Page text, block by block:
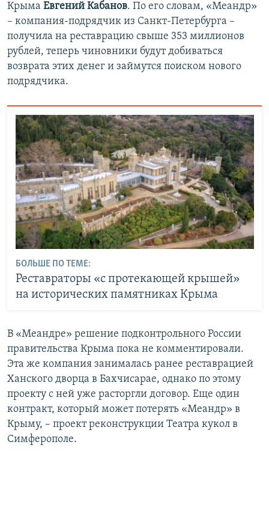
Крыма Евгений Кабанов. По его словам, «Меандр»
– компания-подрядчик из Санкт-Петербурга –
получила на реставрацию свыше 353 миллионов
рублей, теперь чиновники будут добиваться
возврата этих денег и займутся поиском нового
подрядчика.
БОЛЬШЕ ПО ТЕМЕ:
Реставраторы «с протекающей крышей»
на исторических памятниках Крыма
В «Меандре» решение подконтрольного России
правительства Крыма пока не комментировали.
Эта же компания занималась ранее реставрацией
Ханского дворца в Бахчисарае, однако по этому
проекту с ней уже расторгли договор. Еще один
контракт, который может потерять «Меандр» в
Крыму, – проект реконструкции Театра кукол в
Симферополе.